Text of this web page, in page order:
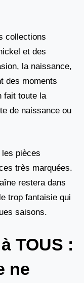
collections
et des
la naissance,
des moments
fait toute la
de naissance ou
pièces
très marquées.
restera dans
trop fantaisie qui
saisons.
TOUS :
ne